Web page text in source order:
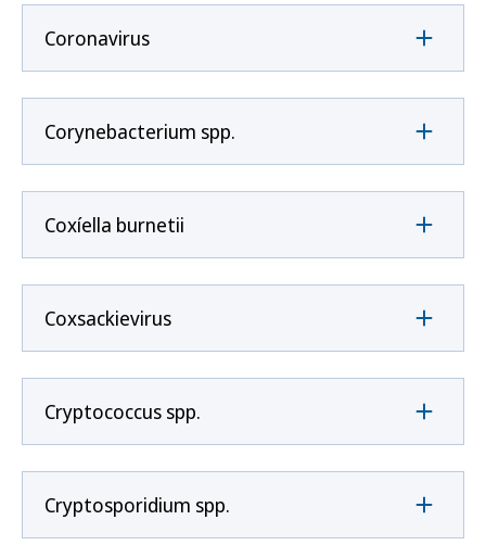
Coronavirus
Corynebacterium spp.
Coxíella burnetii
Coxsackievirus
Cryptococcus spp.
Cryptosporidium spp.